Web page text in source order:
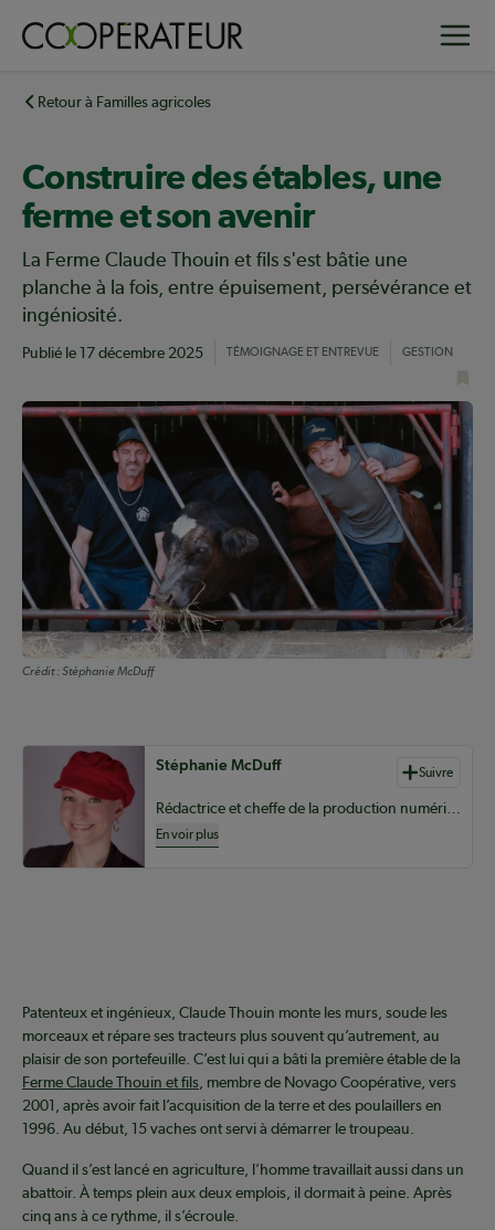
principalRetour à Familles agricoles
Construire des étables, une
ferme et son avenir
La Ferme Claude Thouin et fils s'est bâtie une
planche à la fois, entre épuisement, persévérance et
ingéniosité.
Publié le 17 décembre 2025 TÉMOIGNAGE ET ENTREVUE GESTION
Crédit :Stéphanie McDuff
Auteurs de contenu
Stéphanie McDuff Suivre
Rédactrice et cheffe de la production numérique pour le Coopérateur
En voir plus
Patenteux et ingénieux, Claude Thouin monte les murs, soude les
morceaux et répare ses tracteurs plus souvent qu’autrement, au
plaisir de son portefeuille. C’est lui qui a bâti la première étable de la
Ferme Claude Thouin et fils, membre de Novago Coopérative, vers
2001, après avoir fait l’acquisition de la terre et des poulaillers en
1996. Au début, 15 vaches ont servi à démarrer le troupeau.
Quand il s’est lancé en agriculture, l’homme travaillait aussi dans un
abattoir. À temps plein aux deux emplois, il dormait à peine. Après
cinq ans à ce rythme, il s’écroule.